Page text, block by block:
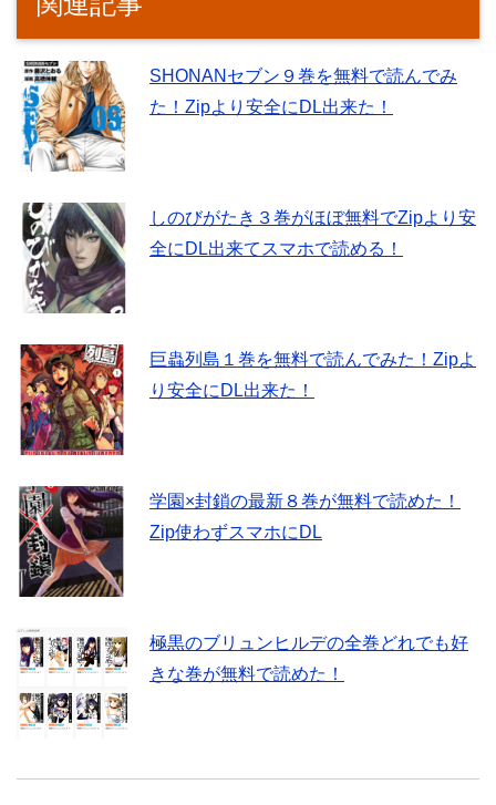
SHONANセブン９巻を無料で読んでみ
た！Zipより安全にDL出来た！
しのびがたき３巻がほぼ無料でZipより安
全にDL出来てスマホで読める！
巨蟲列島１巻を無料で読んでみた！Zipよ
り安全にDL出来た！
学園×封鎖の最新８巻が無料で読めた！
Zip使わずスマホにDL
極黒のブリュンヒルデの全巻どれでも好
きな巻が無料で読めた！